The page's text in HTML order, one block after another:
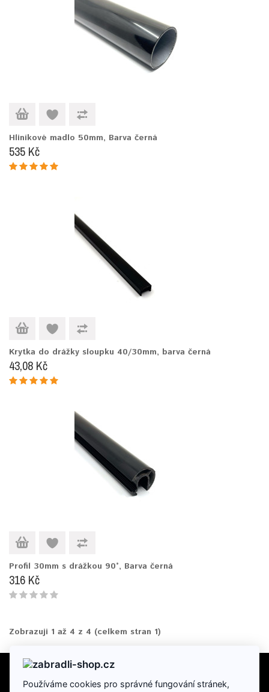
Hliníkové madlo 50mm, Barva černá
535 Kč
Krytka do drážky sloupku 40/30mm, barva černá
43,08 Kč
Profil 30mm s drážkou 90°, Barva černá
316 Kč
Zobrazuji 1 až 4 z 4 (celkem stran 1)
Používáme cookies pro správné fungování stránek,